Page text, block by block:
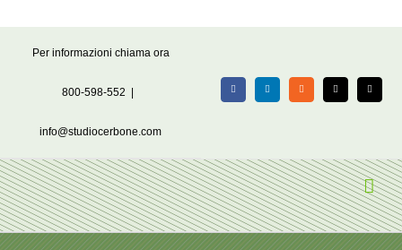
Per informazioni chiama ora
800-598-552
info@studiocerbone.com
FacebookLinkedIn Rss X Email